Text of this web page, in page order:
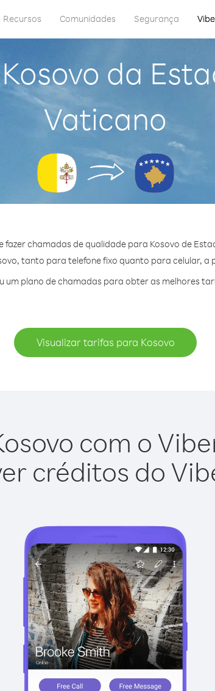
Recursos Comunidades Segurança
da
Vaticano
fazer chamadas de qualidade para Kosovo de
tanto para telefone fixo quanto para celular, a
um plano de chamadas para obter as melhores
Visualizar tarifas para Kosovo
com o
créditos do